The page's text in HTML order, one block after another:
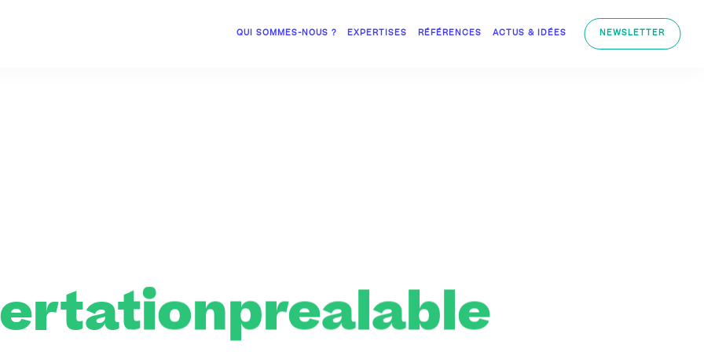
QUI SOMMES-NOUS ? EXPERTISES RÉFÉRENCES ACTUS & IDÉES NEWSLETTER